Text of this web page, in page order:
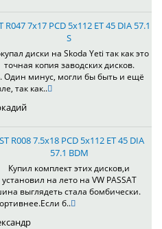
R047 7x17 PCD 5x112 ET 45 DIA 57.1
S
диски на Skoda Yeti так как это
точная копия заводских дисков.
Один минус, могли бы быть и ещё
так как..
R008 7.5x18 PCD 5x112 ET 45 DIA
57.1 BDM
Купил комплект этих дисков,и
установил на лето на VW PASSAT
выглядеть стала бомбически.
б..